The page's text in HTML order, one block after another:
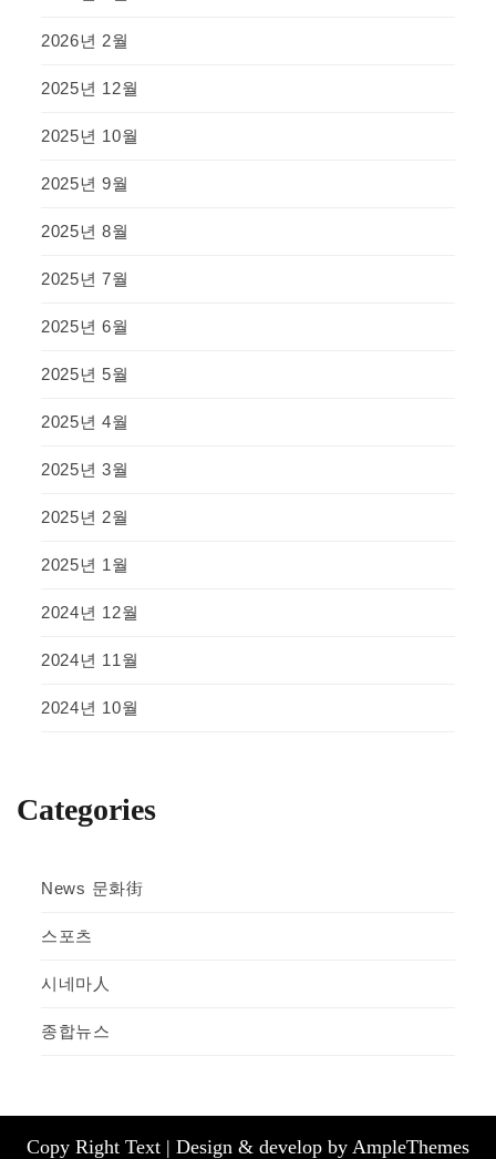
2026년 2월
2025년 12월
2025년 10월
2025년 9월
2025년 8월
2025년 7월
2025년 6월
2025년 5월
2025년 4월
2025년 3월
2025년 2월
2025년 1월
2024년 12월
2024년 11월
2024년 10월
Categories
News 문화街
스포츠
시네마人
종합뉴스
Copy Right Text | Design & develop by AmpleThemes